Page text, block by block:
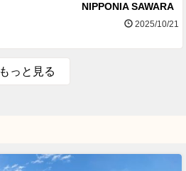
NIPPONIA SAWARA
2025/10/21
もっと見る